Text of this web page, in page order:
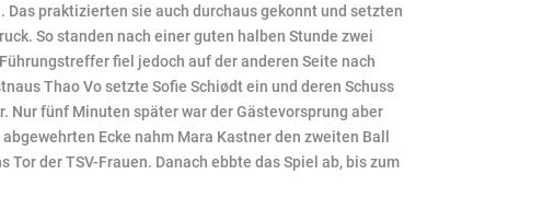
praktizierten sie auch durchaus gekonnt und setzten
So standen nach einer guten halben Stunde zwei
fiel jedoch auf der anderen Seite nach
Thao Vo setzte Sofie Schiødt ein und deren Schuss
Nur fünf Minuten später war der Gästevorsprung aber
Ecke nahm Mara Kastner den zweiten Ball
der TSV-Frauen. Danach ebbte das Spiel ab, bis zum